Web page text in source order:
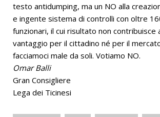
testo antidumping, ma un NO alla
e ingente sistema di controlli con oltre
funzionari, il cui risultato non contribuisce
vantaggio per il cittadino né per il
facciamoci male da soli. Votiamo NO.
Omar Balli
Gran Consigliere
Lega dei Ticinesi